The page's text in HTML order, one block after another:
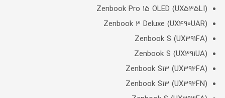
Zenbook Pro 15 OLED (UX535LI)
Zenbook 3 Deluxe (UX490UAR)
Zenbook S (UX391FA)
Zenbook S (UX391UA)
Zenbook S13 (UX392FA)
Zenbook S13 (UX392FN)